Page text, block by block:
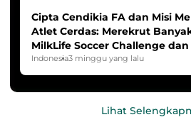
Cipta Cendikia FA dan Misi
Atlet Cerdas: Merekrut
MilkLife Soccer Challenge
HYDROPLUS Soccer League
Indonesia3 minggu yang lalu
Lihat